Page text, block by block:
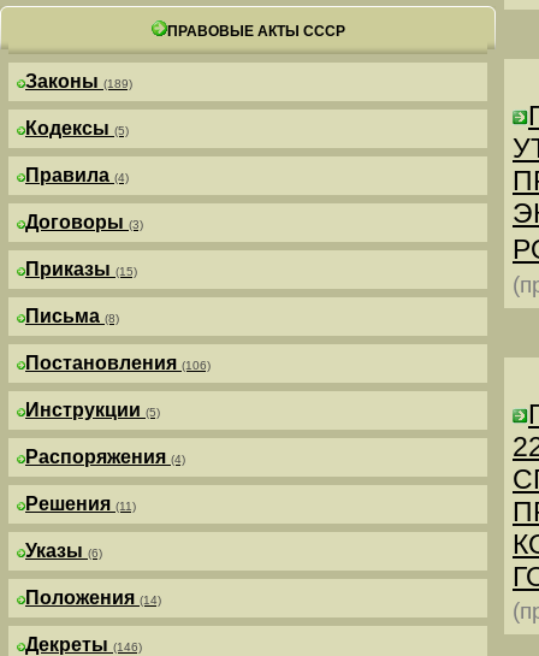
ПРАВОВЫЕ АКТЫ СССР
Законы (189)
Кодексы (5)
Правила (4)
Договоры (3)
Приказы (15)
Письма (8)
Постановления (106)
Инструкции (5)
Распоряжения (4)
Решения (11)
Указы (6)
Положения (14)
Декреты (146)